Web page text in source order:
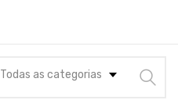
Todas as categorias